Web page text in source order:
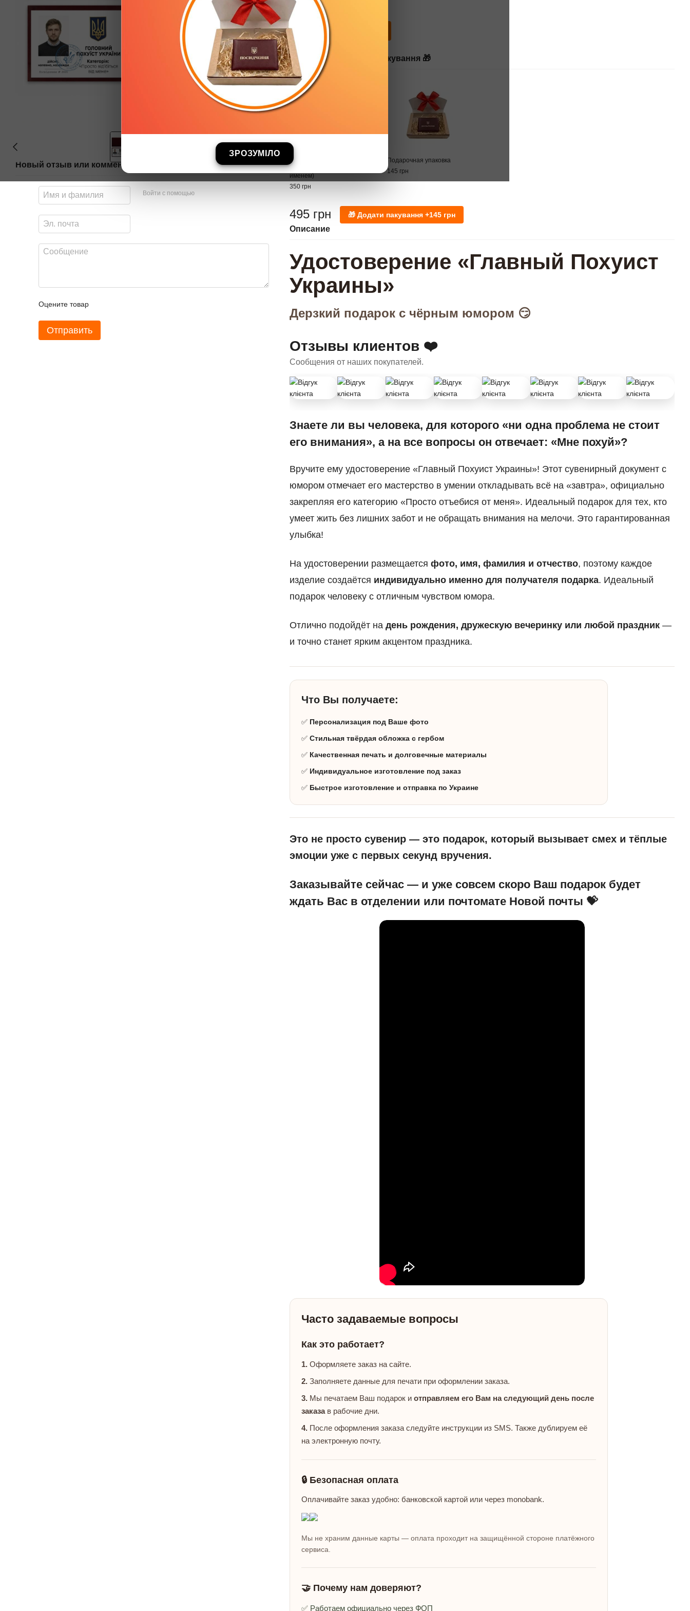
ЗРОЗУМІЛО
Новый отзыв или комментарий
Войти с помощью
Оцените товар
Отправить
С фото и именем
Додати подарункове пакування 🎁
ГЛАВНЫЙ ПОХУИСТ
УКРАИНЫ (С фото и
именем)
350 грн
Подарочная упаковка
145 грн
495 грн
Описание
Удостоверение «Главный Похуист
Украины»
Дерзкий подарок с чёрным юмором 😏
Отзывы клиентов ❤️
Сообщения от наших покупателей.
Знаете ли вы человека, для которого «ни одна проблема не стоит
его внимания», а на все вопросы он отвечает: «Мне похуй»?
Вручите ему удостоверение «Главный Похуист Украины»! Этот сувенирный документ с
юмором отмечает его мастерство в умении откладывать всё на «завтра», официально
закрепляя его категорию «Просто отъебися от меня». Идеальный подарок для тех, кто
умеет жить без лишних забот и не обращать внимания на мелочи. Это гарантированная
улыбка!
На удостоверении размещается фото, имя, фамилия и отчество, поэтому каждое
изделие создаётся индивидуально именно для получателя подарка. Идеальный
подарок человеку с отличным чувством юмора.
Отлично подойдёт на день рождения, дружескую вечеринку или любой праздник—
и точно станет ярким акцентом праздника.
Что Вы получаете:
✅ Персонализация под Ваше фото
✅ Стильная твёрдая обложка с гербом
✅ Качественная печать и долговечные материалы
✅ Индивидуальное изготовление под заказ
✅ Быстрое изготовление и отправка по Украине
Это не просто сувенир — это подарок, который вызывает смех и тёплые
эмоции уже с первых секунд вручения.
Заказывайте сейчас — и уже совсем скоро Ваш подарок будет
ждать Вас в отделении или почтомате Новой почты 💝
Часто задаваемые вопросы
Как это работает?
1.Оформляете заказ на сайте.
2.Заполняете данные для печати при оформлении заказа.
3.Мы печатаем Ваш подарок и отправляем его Вам на следующий день после
заказав рабочие дни.
4.После оформления заказа следуйте инструкции из SMS. Также дублируем её
на электронную почту.
🔒 Безопасная оплата
Оплачивайте заказ удобно: банковской картой или через monobank.
Мы не храним данные карты — оплата проходит на защищённой стороне платёжного
сервиса.
🤝 Почему нам доверяют?
✅ Работаем официально через ФОП